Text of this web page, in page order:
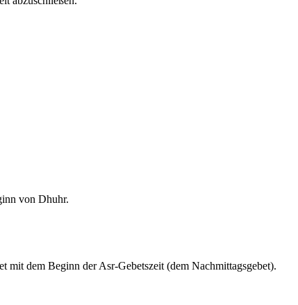
von Dhuhr.
mit dem Beginn der Asr-Gebetszeit (dem Nachmittagsgebet).